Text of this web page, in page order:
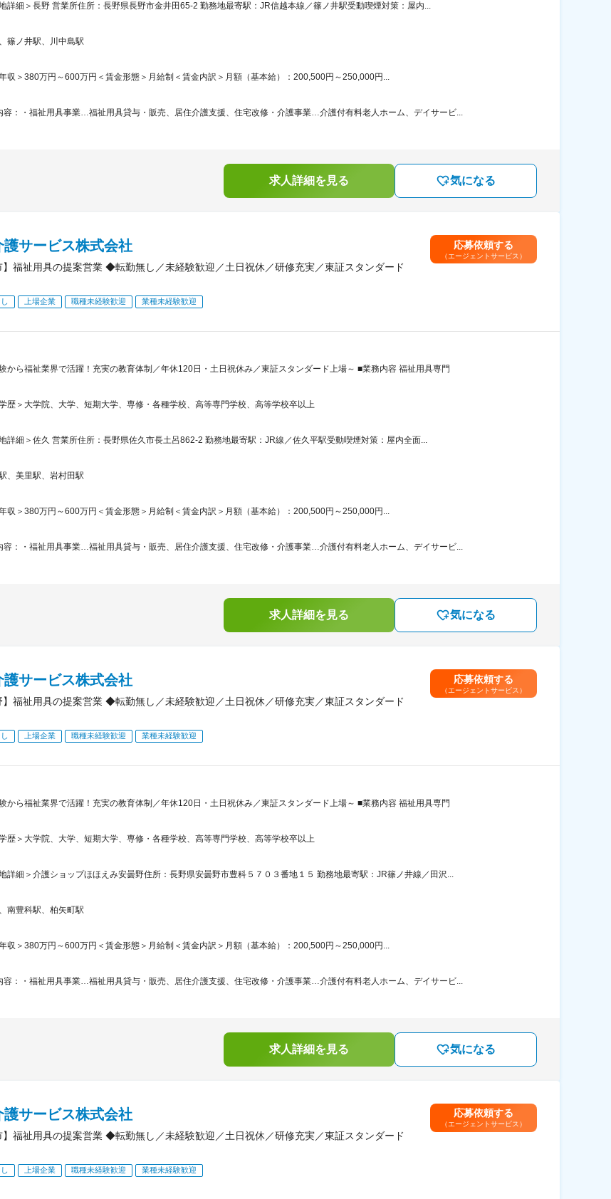
詳細＞長野 営業所住所：長野県長野市金井田65-2 勤務地最寄駅：JR信越本線／篠ノ井駅受動喫煙対策：屋内...
篠ノ井駅、川中島駅
収＞380万円～600万円＜賃金形態＞月給制＜賃金内訳＞月額（基本給）：200,500円～250,000円...
容：・福祉用具事業…福祉用具貸与・販売、居住介護支援、住宅改修・介護事業…介護付有料老人ホーム、デイサービ...
求人詳細を見る 気になる
護サービス株式会社
】福祉用具の提案営業 ◆転勤無し／未経験歓迎／土日祝休／研修充実／東証スタンダード
上場企業 職種未経験歓迎 業種未経験歓迎
応募依頼する
（エージェントサービス）
から福祉業界で活躍！充実の教育体制／年休120日・土日祝休み／東証スタンダード上場～ ■業務内容 福祉用具専門
歴＞大学院、大学、短期大学、専修・各種学校、高等専門学校、高等学校卒以上
詳細＞佐久 営業所住所：長野県佐久市長土呂862-2 勤務地最寄駅：JR線／佐久平駅受動喫煙対策：屋内全面...
、美里駅、岩村田駅
収＞380万円～600万円＜賃金形態＞月給制＜賃金内訳＞月額（基本給）：200,500円～250,000円...
容：・福祉用具事業…福祉用具貸与・販売、居住介護支援、住宅改修・介護事業…介護付有料老人ホーム、デイサービ...
求人詳細を見る 気になる
護サービス株式会社
】福祉用具の提案営業 ◆転勤無し／未経験歓迎／土日祝休／研修充実／東証スタンダード
上場企業 職種未経験歓迎 業種未経験歓迎
応募依頼する
（エージェントサービス）
から福祉業界で活躍！充実の教育体制／年休120日・土日祝休み／東証スタンダード上場～ ■業務内容 福祉用具専門
歴＞大学院、大学、短期大学、専修・各種学校、高等専門学校、高等学校卒以上
詳細＞介護ショップほほえみ安曇野住所：長野県安曇野市豊科５７０３番地１５ 勤務地最寄駅：JR篠ノ井線／田沢...
南豊科駅、柏矢町駅
収＞380万円～600万円＜賃金形態＞月給制＜賃金内訳＞月額（基本給）：200,500円～250,000円...
容：・福祉用具事業…福祉用具貸与・販売、居住介護支援、住宅改修・介護事業…介護付有料老人ホーム、デイサービ...
求人詳細を見る 気になる
護サービス株式会社
】福祉用具の提案営業 ◆転勤無し／未経験歓迎／土日祝休／研修充実／東証スタンダード
上場企業 職種未経験歓迎 業種未経験歓迎
応募依頼する
（エージェントサービス）